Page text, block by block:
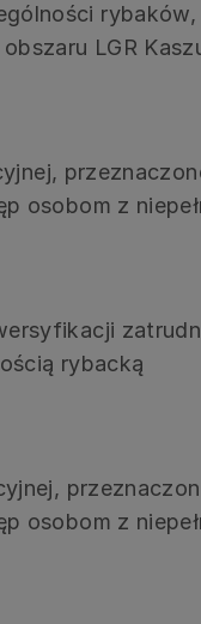
rybaków,
LGR
osobom z
rybacką
osobom z